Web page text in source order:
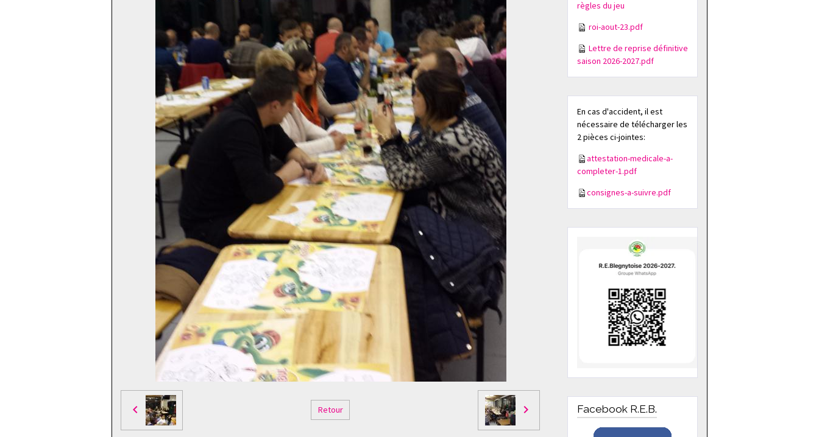
Retour
règles du jeu
roi-aout-23.pdf
Lettre de reprise définitive
saison 2026-2027.pdf
En cas d'accident, il est
nécessaire de télécharger les
2 pièces ci-jointes:
attestation-medicale-a-
completer-1.pdf
consignes-a-suivre.pdf
Facebook R.E.B.